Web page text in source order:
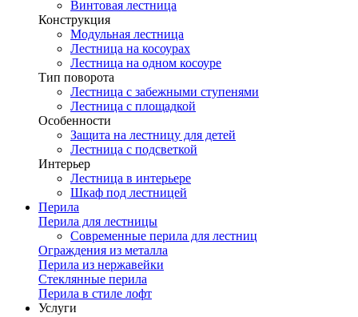
Винтовая лестница
Конструкция
Модульная лестница
Лестница на косоурах
Лестница на одном косоуре
Тип поворота
Лестница с забежными ступенями
Лестница с площадкой
Особенности
Защита на лестницу для детей
Лестница с подсветкой
Интерьер
Лестница в интерьере
Шкаф под лестницей
Перила
Перила для лестницы
Современные перила для лестниц
Ограждения из металла
Перила из нержавейки
Стеклянные перила
Перила в стиле лофт
Услуги